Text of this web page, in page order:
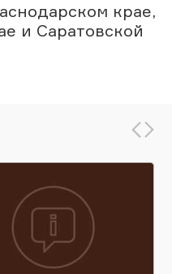
крае,
и Саратовской